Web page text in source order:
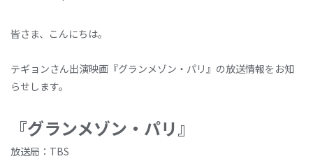
皆さま、こんにちは。
テギョンさん出演映画『グランメゾン・パリ』の放送情報をお知
らせします。
『グランメゾン・パリ』
放送局：TBS